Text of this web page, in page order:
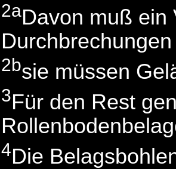
2aDavon muß ein
2bsie müssen
3Für den Rest
4Die